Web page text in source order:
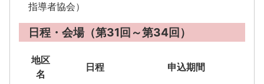
指導者協会）
日程・会場（第31回～第34回）
地区
名
日程
申込期間